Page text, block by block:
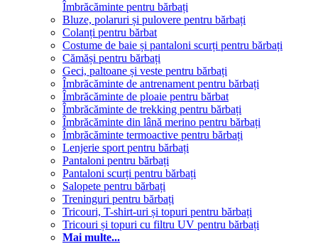
Îmbrăcăminte pentru bărbați
Bluze, polaruri și pulovere pentru bărbați
Colanți pentru bărbat
Costume de baie și pantaloni scurți pentru bărbați
Cămăși pentru bărbați
Geci, paltoane și veste pentru bărbați
Îmbrăcăminte de antrenament pentru bărbați
Îmbrăcăminte de ploaie pentru bărbat
Îmbrăcăminte de trekking pentru bărbați
Îmbrăcăminte din lână merino pentru bărbați
Îmbrăcăminte termoactive pentru bărbați
Lenjerie sport pentru bărbați
Pantaloni pentru bărbați
Pantaloni scurți pentru bărbați
Salopete pentru bărbați
Treninguri pentru bărbați
Tricouri, T-shirt-uri și topuri pentru bărbați
Tricouri și topuri cu filtru UV pentru bărbați
Mai multe...